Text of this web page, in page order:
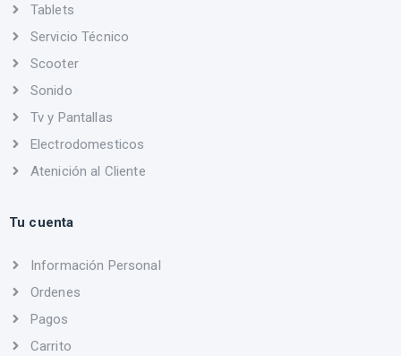
Tablets
Servicio Técnico
Scooter
Sonido
Tv y Pantallas
Electrodomesticos
Atenición al Cliente
Tu cuenta
Información Personal
Ordenes
Pagos
Carrito